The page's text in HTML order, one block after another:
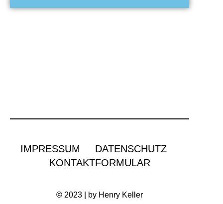
IMPRESSUM
DATENSCHUTZ
KONTAKTFORMULAR
© 2023 | by Henry Keller